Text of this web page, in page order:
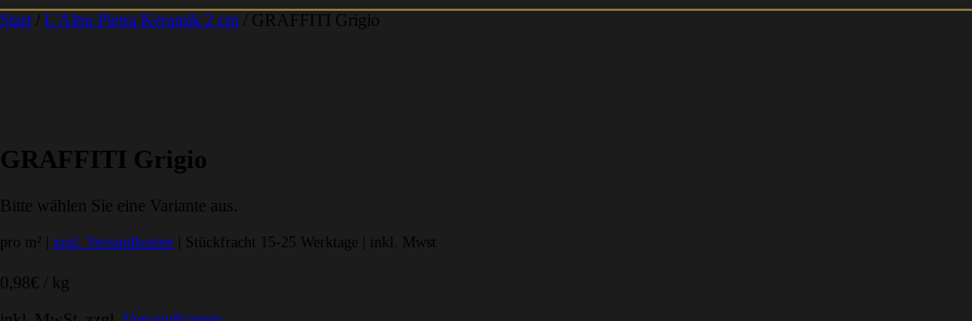
Start L'Altra Pietra Keramik 2 cm / GRAFFITI Grigio
GRAFFITI Grigio
Bitte wählen Sie eine Variante aus.
pro m² | zzgl. Versandkosten | Stückfracht 15-25 Werktage | inkl. Mwst
0,98€
kg